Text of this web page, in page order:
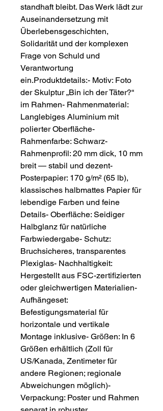
standhaft bleibt. Das Werk lädt zur
Auseinandersetzung mit
Überlebensgeschichten,
Solidarität und der komplexen
Frage von Schuld und
Verantwortung
ein.Produktdetails:- Motiv: Foto
der Skulptur „Bin ich der Täter?“
im Rahmen- Rahmenmaterial:
Langlebiges Aluminium mit
polierter Oberfläche-
Rahmenfarbe: Schwarz-
Rahmenprofil: 20 mm dick, 10 mm
breit — stabil und dezent-
Posterpapier: 170 g/m² (65 lb),
klassisches halbmattes Papier für
lebendige Farben und feine
Details- Oberfläche: Seidiger
Halbglanz für natürliche
Farbwiedergabe- Schutz:
Bruchsicheres, transparentes
Plexiglas- Nachhaltigkeit:
Hergestellt aus FSC-zertifizierten
oder gleichwertigen Materialien-
Aufhängeset:
Befestigungsmaterial für
horizontale und vertikale
Montage inklusive- Größen: In 6
Größen erhältlich (Zoll für
US/Kanada, Zentimeter für
andere Regionen; regionale
Abweichungen möglich)-
Verpackung: Poster und Rahmen